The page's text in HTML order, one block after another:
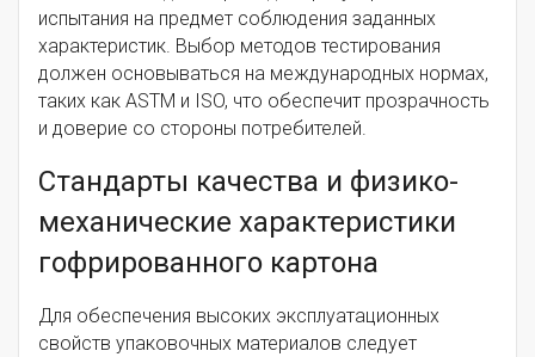
испытания на предмет соблюдения заданных
характеристик. Выбор методов тестирования
должен основываться на международных нормах,
таких как ASTM и ISO, что обеспечит прозрачность
и доверие со стороны потребителей.
Стандарты качества и физико-
механические характеристики
гофрированного картона
Для обеспечения высоких эксплуатационных
свойств упаковочных материалов следует